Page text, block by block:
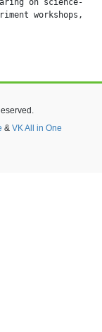
on science-
workshops,
& VK All in One